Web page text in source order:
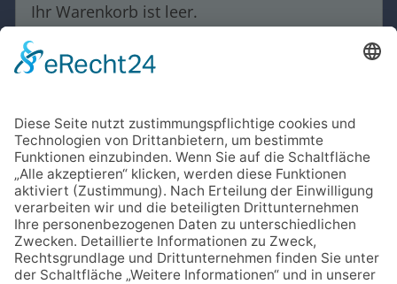
AGB
WIDERRUFSBELEHRUNG
KONTAKT
Ihr Warenkorb ist leer.